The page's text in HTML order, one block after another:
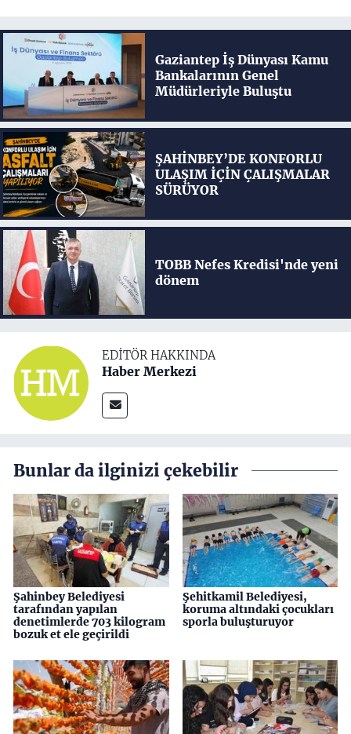
Gaziantep İş Dünyası Kamu
Bankalarının Genel
Müdürleriyle Buluştu
ŞAHİNBEY’DE KONFORLU
ULAŞIM İÇİN ÇALIŞMALAR
SÜRÜYOR
TOBB Nefes Kredisi'nde yeni
dönem
EDITÖR HAKKINDA
Haber Merkezi
Bunlar da ilginizi çekebilir
Şahinbey Belediyesi
tarafından yapılan
denetimlerde 703 kilogram
bozuk et ele geçirildi
Şehitkamil Belediyesi,
koruma altındaki çocukları
sporla buluşturuyor